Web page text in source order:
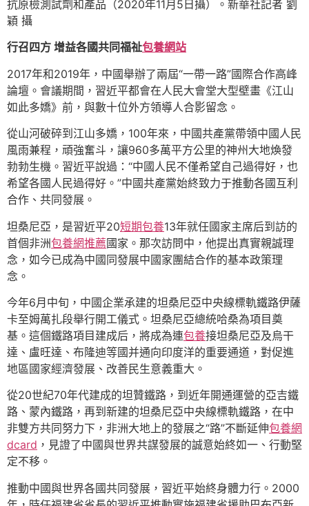
抗原檢測試劑和產品（2020年11月5日攝）。新華社記者 劉
穎 攝
行召四方 增益各國共同福祉包養網站
2017年和2019年，中國舉辦了兩屆“一帶一路”國際合作高峰
論壇。會議期間，習近平都會在人民大會堂大型壁畫《江山
如此多嬌》前，與數十位外方領導人合影留念。
從山河破碎到江山多嬌，100年來，中國共產黨帶領中國人民
風雨兼程，頑強奮斗，讓960多萬平方公里的神州大地煥發
勃勃生機。習近平說過：“中國人民不僅希望自己過得好，也
希望各國人民過得好。”中國共產黨始終致力于推動各國互利
合作、共同發展。
坦桑尼亞，是習近平20短期包養13年就任國家主席后到訪的
首個非洲包養網推薦國家。那次訪問中，他提出真實親誠理
念，如今已成為中國同發展中國家團結合作的基本政策理
念。
今年6月中旬，中國企業承建的坦桑尼亞中央線標軌鐵路伊薩
卡至姆萬扎段舉行開工儀式。坦桑尼亞總統哈桑為項目奠
基。這個鐵路項目建成后，將成為連包養接坦桑尼亞及烏干
達、盧旺達、布隆迪等國并通向印度洋的重要通道，對促進
地區國家經濟發展、改善民生意義重大。
從20世紀70年代建成的坦贊鐵路，到近年開通運營的亞吉鐵
路、蒙內鐵路，再到新建的坦桑尼亞中央線標軌鐵路，在中
非雙方共同努力下，非洲大地上的發展之“路”不斷延伸包養網
dcard ，見證了中國與世界共謀發展的誠意始終如一、行動堅
定不移。
推動中國與世界各國共同發展，習近平始終身體力行。2000